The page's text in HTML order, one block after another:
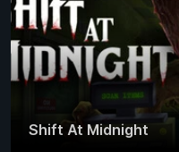
Shift At Midnight